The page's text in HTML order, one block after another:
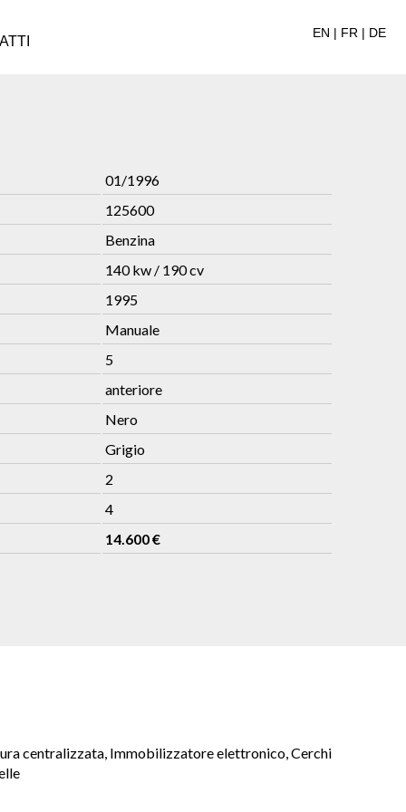
EN | FR | DE
01/1996
125600
Benzina
140 kw / 190 cv
1995
Manuale
5
anteriore
Nero
Grigio
2
4
14.600 €
centralizzata, Immobilizzatore elettronico, Cerchi